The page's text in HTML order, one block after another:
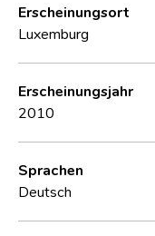
Erscheinungsort
Luxemburg
Erscheinungsjahr
2010
Sprachen
Deutsch